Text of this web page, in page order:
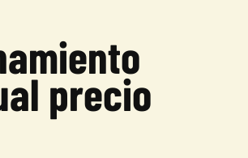
precio